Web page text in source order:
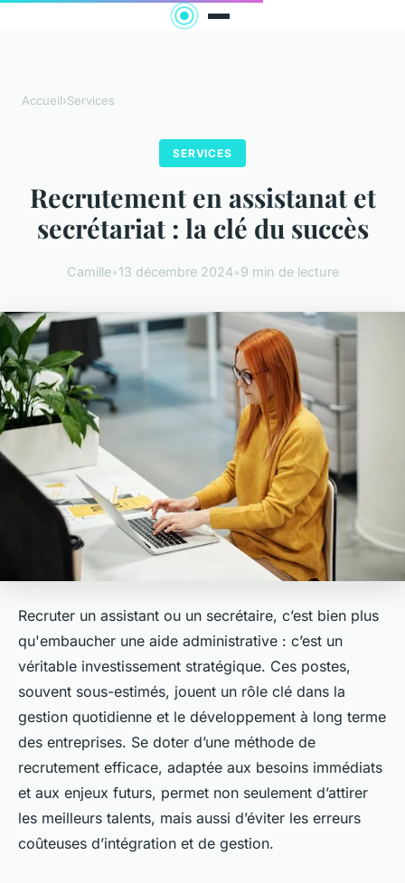
Accueil›Services
SERVICES
Recrutement en assistanat et
secrétariat : la clé du succès
Camille•13 décembre 2024•9 min de lecture
Recruter un assistant ou un secrétaire, c’est bien plus
qu'embaucher une aide administrative : c’est un
véritable investissement stratégique. Ces postes,
souvent sous-estimés, jouent un rôle clé dans la
gestion quotidienne et le développement à long terme
des entreprises. Se doter d’une méthode de
recrutement efficace, adaptée aux besoins immédiats
et aux enjeux futurs, permet non seulement d’attirer
les meilleurs talents, mais aussi d’éviter les erreurs
coûteuses d’intégration et de gestion.